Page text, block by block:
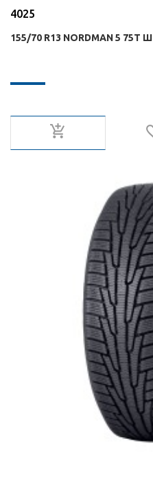
4025
155/70 R13 NORDMAN 5 75T Ш